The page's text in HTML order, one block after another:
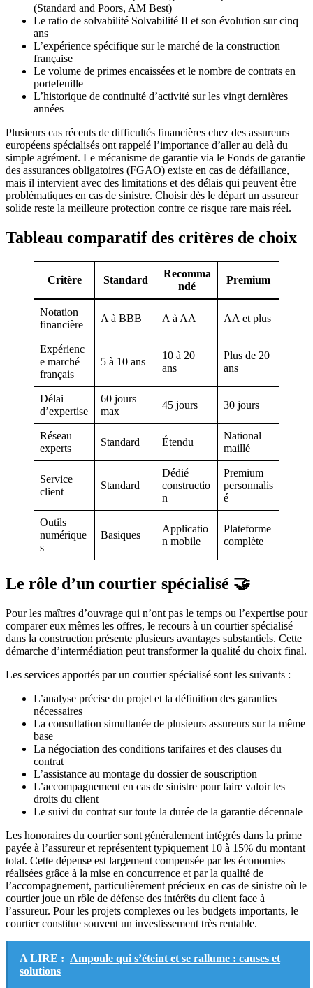
(Standard and Poors, AM Best)
Le ratio de solvabilité Solvabilité II et son évolution sur cinq
ans
L’expérience spécifique sur le marché de la construction
française
Le volume de primes encaissées et le nombre de contrats en
portefeuille
L’historique de continuité d’activité sur les vingt dernières
années
Plusieurs cas récents de difficultés financières chez des assureurs
européens spécialisés ont rappelé l’importance d’aller au delà du
simple agrément. Le mécanisme de garantie via le Fonds de garantie
des assurances obligatoires (FGAO) existe en cas de défaillance,
mais il intervient avec des limitations et des délais qui peuvent être
problématiques en cas de sinistre. Choisir dès le départ un assureur
solide reste la meilleure protection contre ce risque rare mais réel.
Tableau comparatif des critères de choix
Critère Standard
Recomma
ndé
Premium
Notation
financière
A à BBB A à AA AA et plus
Expérienc
e marché
français
5 à 10 ans
10 à 20
ans
Plus de 20
ans
Délai
d’expertise
60 jours
max
45 jours 30 jours
Réseau
experts
Standard Étendu
National
maillé
Service
client
Standard
Dédié
constructio
n
Premium
personnalis
é
Outils
numérique
s
Basiques
Applicatio
n mobile
Plateforme
complète
Le rôle d’un courtier spécialisé 🤝
Pour les maîtres d’ouvrage qui n’ont pas le temps ou l’expertise pour
comparer eux mêmes les offres, le recours à un courtier spécialisé
dans la construction présente plusieurs avantages substantiels. Cette
démarche d’intermédiation peut transformer la qualité du choix final.
Les services apportés par un courtier spécialisé sont les suivants :
L’analyse précise du projet et la définition des garanties
nécessaires
La consultation simultanée de plusieurs assureurs sur la même
base
La négociation des conditions tarifaires et des clauses du
contrat
L’assistance au montage du dossier de souscription
L’accompagnement en cas de sinistre pour faire valoir les
droits du client
Le suivi du contrat sur toute la durée de la garantie décennale
Les honoraires du courtier sont généralement intégrés dans la prime
payée à l’assureur et représentent typiquement 10 à 15% du montant
total. Cette dépense est largement compensée par les économies
réalisées grâce à la mise en concurrence et par la qualité de
l’accompagnement, particulièrement précieux en cas de sinistre où le
courtier joue un rôle de défense des intérêts du client face à
l’assureur. Pour les projets complexes ou les budgets importants, le
courtier constitue souvent un investissement très rentable.
A LIRE : Ampoule qui s’éteint et se rallume : causes et
solutions